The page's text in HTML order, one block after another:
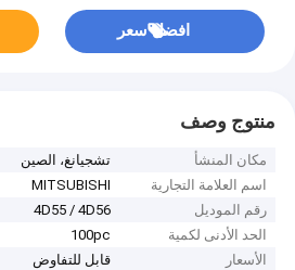
افضل سعر
منتوج وصف
مكان المنشأ
تشجيانغ، الصين
اسم العلامة التجارية
MITSUBISHI
رقم الموديل
4D55 / 4D56
الحد الأدنى لكمية
100pc
الأسعار
قابل للتفاوض